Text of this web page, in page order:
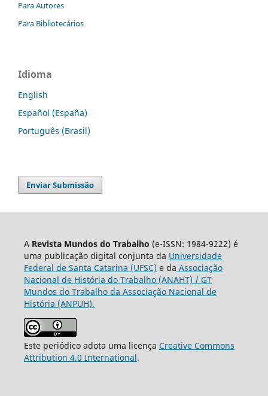
Para Autores
Para Bibliotecários
Idioma
English
Español (España)
Português (Brasil)
Enviar Submissão
A Revista Mundos do Trabalho (e-ISSN: 1984-9222) é
uma publicação digital conjunta da Universidade
Federal de Santa Catarina (UFSC) e da Associação
Nacional de História do Trabalho (ANAHT) / GT
Mundos do Trabalho da Associação Nacional de
História (ANPUH).
Este periódico adota uma licença Creative Commons
Attribution 4.0 International.